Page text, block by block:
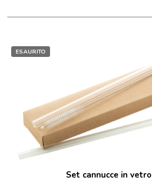
ESAURITO
Set cannucce in vetro